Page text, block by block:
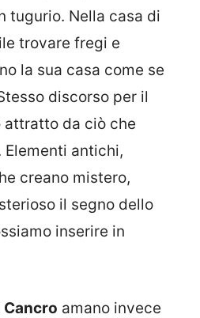
tugurio. Nella casa di
trovare fregi e
la sua casa come se
discorso per il
attratto da ciò che
antichi,
creano mistero,
il segno dello
inserire in
Cancro amano invece